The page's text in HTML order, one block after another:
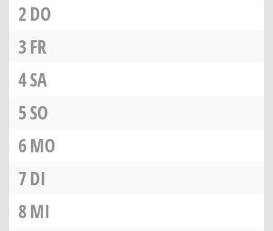
2DO
3FR
4SA
5SO
6MO
7DI
8MI